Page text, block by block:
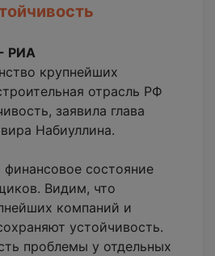
РИА
крупнейших
отрасль РФ
заявила глава
Набиуллина.
состояние
Видим, что
компаний и
устойчивость.
проблемы у отдельных